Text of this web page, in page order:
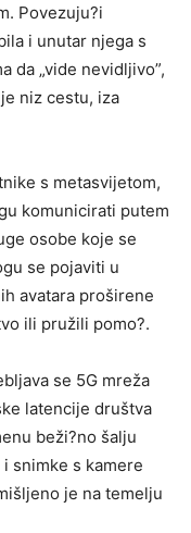
Povezuju?i
i unutar njega s
da „vide nevidljivo”,
niz cestu, iza
s metasvijetom,
komunicirati putem
osobe koje se
se pojaviti u
avatara proširene
ili pružili pomo?.
se 5G mreža
latencije društva
beži?no šalju
snimke s kamere
je na temelju